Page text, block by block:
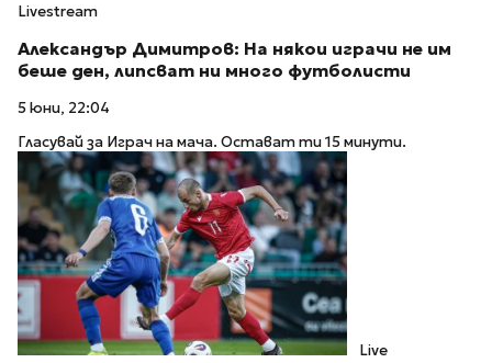
Livestream
Александър Димитров: На някои играчи не им
беше ден, липсват ни много футболисти
5 юни, 22:04
Гласувай за Играч на мача. Остават ти 15 минути.
Live